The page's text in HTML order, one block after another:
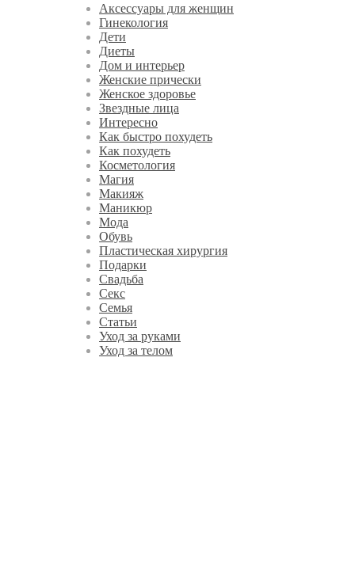
Аксессуары для женщин
Гинекология
Дети
Диеты
Дом и интерьер
Женские прически
Женское здоровье
Звездные лица
Интересно
Как быстро похудеть
Как похудеть
Косметология
Магия
Макияж
Маникюр
Мода
Обувь
Пластическая хирургия
Подарки
Свадьба
Секс
Семья
Статьи
Уход за руками
Уход за телом